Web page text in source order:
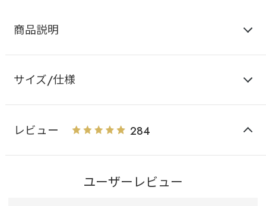
商品説明
サイズ/仕様
レビュー 284
ユーザーレビュー